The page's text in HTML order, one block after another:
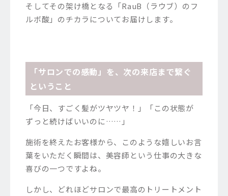
そしてその架け橋となる「RauB（ラウブ）のフ
ルボ酸」のチカラについてお届けします。
「サロンでの感動」を、次の来店まで繋ぐ
ということ
「今日、すごく髪がツヤツヤ！」「この状態が
ずっと続けばいいのに……」
施術を終えたお客様から、このような嬉しいお言
葉をいただく瞬間は、美容師という仕事の大きな
喜びの一つですよね。
しかし、どれほどサロンで最高のトリートメント